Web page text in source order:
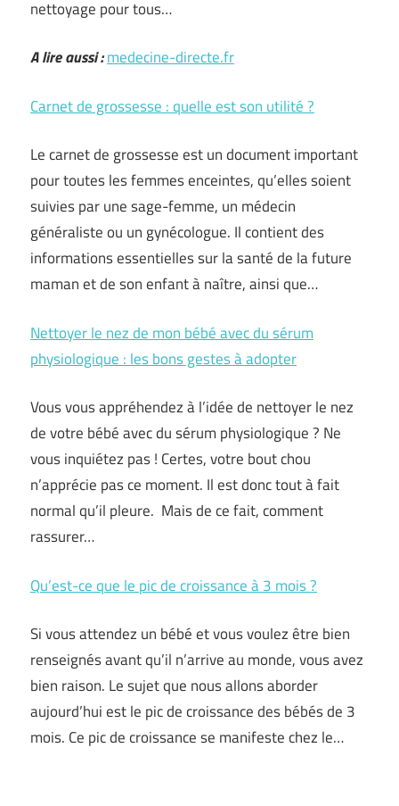
nettoyage pour tous…
A lire aussi :medecine-directe.fr
Carnet de grossesse : quelle est son utilité ?
Le carnet de grossesse est un document important
pour toutes les femmes enceintes, qu’elles soient
suivies par une sage-femme, un médecin
généraliste ou un gynécologue. Il contient des
informations essentielles sur la santé de la future
maman et de son enfant à naître, ainsi que…
Nettoyer le nez de mon bébé avec du sérum
physiologique : les bons gestes à adopter
Vous vous appréhendez à l’idée de nettoyer le nez
de votre bébé avec du sérum physiologique ? Ne
vous inquiétez pas ! Certes, votre bout chou
n’apprécie pas ce moment. Il est donc tout à fait
normal qu’il pleure. Mais de ce fait, comment
rassurer…
Qu’est-ce que le pic de croissance à 3 mois ?
Si vous attendez un bébé et vous voulez être bien
renseignés avant qu’il n’arrive au monde, vous avez
bien raison. Le sujet que nous allons aborder
aujourd’hui est le pic de croissance des bébés de 3
mois. Ce pic de croissance se manifeste chez le…